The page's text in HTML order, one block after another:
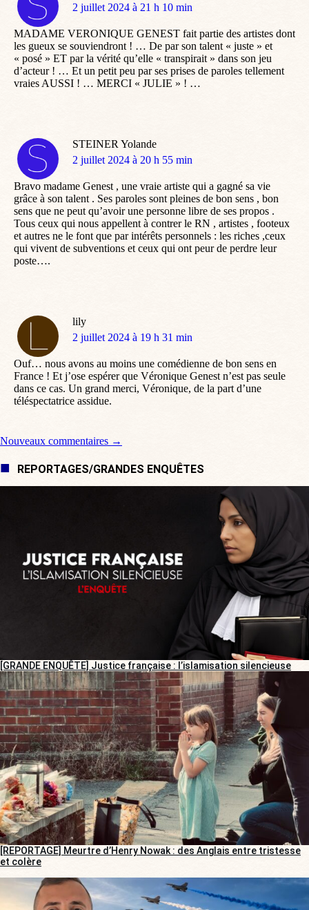
dit
2 juillet 2024 à 21 h 10 min
MADAME VERONIQUE GENEST fait partie des artistes dont
les gueux se souviendront ! … De par son talent « juste » et
« posé » ET par la vérité qu’elle « transpirait » dans son jeu
d’acteur ! … Et un petit peu par ses prises de paroles tellement
vraies AUSSI ! … MERCI « JULIE » ! …
STEINER Yolande
dit
2 juillet 2024 à 20 h 55 min
Bravo madame Genest , une vraie artiste qui a gagné sa vie
grâce à son talent . Ses paroles sont pleines de bon sens , bon
sens que ne peut qu’avoir une personne libre de ses propos .
Tous ceux qui nous appellent à contrer le RN , artistes , footeux
et autres ne le font que par intérêts personnels : les riches ,ceux
qui vivent de subventions et ceux qui ont peur de perdre leur
poste….
lily
dit
2 juillet 2024 à 19 h 31 min
Ouf… nous avons au moins une comédienne de bon sens en
France ! Et j’ose espérer que Véronique Genest n’est pas seule
dans ce cas. Un grand merci, Véronique, de la part d’une
téléspectatrice assidue.
Navigation de commentaire
Nouveaux commentaires →
REPORTAGES/GRANDES ENQUÊTES
[GRANDE ENQUÊTE] Justice française : l’islamisation silencieuse
[REPORTAGE] Meurtre d’Henry Nowak : des Anglais entre tristesse
et colère